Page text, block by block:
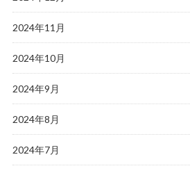
2024年11月
2024年10月
2024年9月
2024年8月
2024年7月